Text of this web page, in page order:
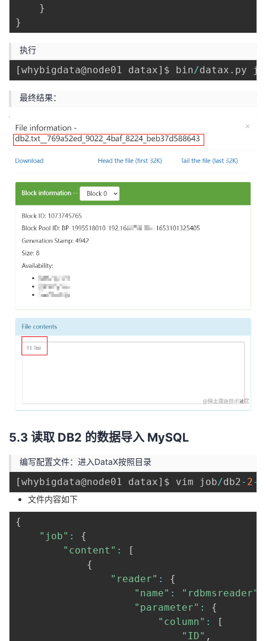
}
}
执行
[whybigdata@node01 datax] $ bin/datax . py
最终结果：
5.3 读取 DB2 的数据导入 MySQL
编写配置文件：进入DataX按照目录
[whybigdata@node01 datax] $ vim job/db2- 2-
文件内容如下
{
"job" :
{
"content" :
[
{
"reader" :
{
"name" : "rdbmsreader"
"parameter" :
{
"column" :
[
"ID" ,